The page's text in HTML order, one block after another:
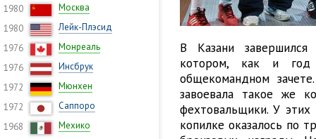
1980
Москва
1980
Лейк-Плэсид
1976
Монреаль
1976
Инсбрук
1972
Мюнхен
1972
Саппоро
1968
Мехико
В Казани
котором, как и год
общекомандном
завоевала такое же
фехтовальщики. У
копилке оказалось по